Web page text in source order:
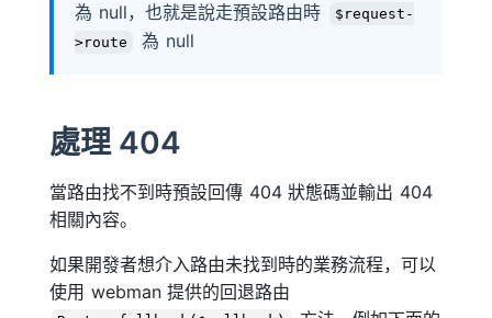
為 null，也就是說走預設路由時
$request-
>route
為 null
處理 404
當路由找不到時預設回傳 404 狀態碼並輸出 404
相關內容。
如果開發者想介入路由未找到時的業務流程，可以
使用 webman 提供的回退路由